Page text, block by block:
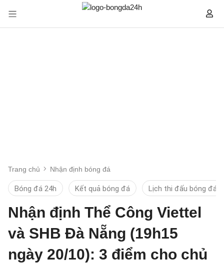
Trang chủ Nhận định bóng đá
Bóng đá 24h Kết quả bóng đá Lịch thi đấu bóng đá
Nhận định Thể Công Viettel
và SHB Đà Nẵng (19h15
ngày 20/10): 3 điểm cho chủ